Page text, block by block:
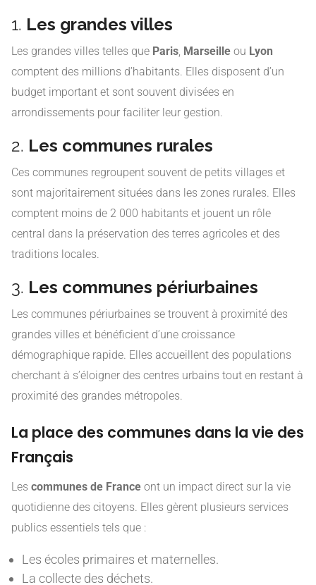
1. Les grandes villes
Les grandes villes telles que Paris Marseille ou Lyon
comptent des millions d’habitants. Elles disposent d’un
budget important et sont souvent divisées en
arrondissements pour faciliter leur gestion.
2. Les communes rurales
Ces communes regroupent souvent de petits villages et
sont majoritairement situées dans les zones rurales. Elles
comptent moins de 2 000 habitants et jouent un rôle
central dans la préservation des terres agricoles et des
traditions locales.
3. Les communes périurbaines
Les communes périurbaines se trouvent à proximité des
grandes villes et bénéficient d’une croissance
démographique rapide. Elles accueillent des populations
cherchant à s’éloigner des centres urbains tout en restant à
proximité des grandes métropoles.
La place des communes dans la vie des
Français
Les communes de France ont un impact direct sur la vie
quotidienne des citoyens. Elles gèrent plusieurs services
publics essentiels tels que :
Les écoles primaires et maternelles.
La collecte des déchets.